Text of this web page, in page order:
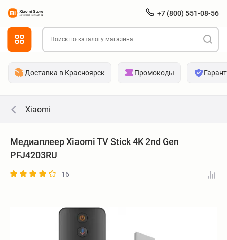
+7 (800) 551-08-56
Доставка в Красноярск Промокоды
Xiaomi
Медиаплеер Xiaomi TV Stick 4K 2nd Gen
PFJ4203RU
16